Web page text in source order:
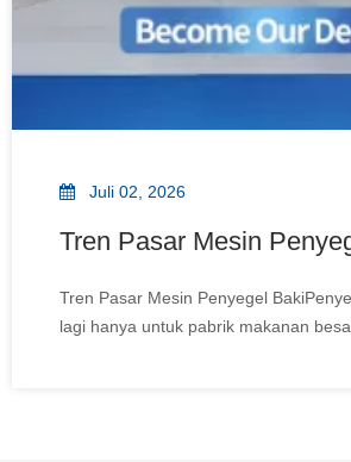
Juli 02, 2026
Tren Pasar Mesin
Tren Pasar Mesin Penyegel
lagi hanya untuk pabrik makanan